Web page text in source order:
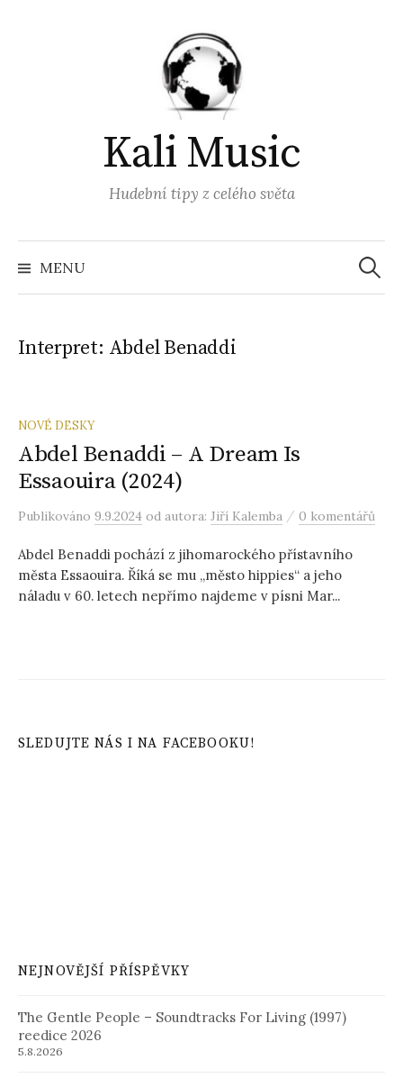
Kali Music
Hudební tipy z celého světa
MENU
Interpret: Abdel Benaddi
NOVÉ DESKY
Abdel Benaddi – A Dream Is
Essaouira (2024)
Publikováno 9.9.2024 od autora: Jiří Kalemba / 0 komentářů
Abdel Benaddi pochází z jihomarockého přístavního
města Essaouira. Říká se mu „město hippies“ a jeho
náladu v 60. letech nepřímo najdeme v písni Mar...
SLEDUJTE NÁS I NA FACEBOOKU!
NEJNOVĚJŠÍ PŘÍSPĚVKY
The Gentle People – Soundtracks For Living (1997)
reedice 2026
5.8.2026